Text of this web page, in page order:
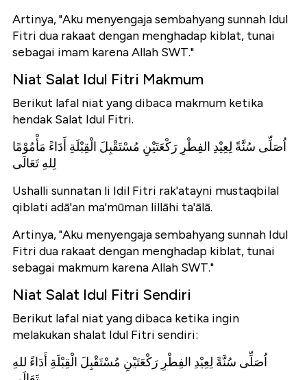
Artinya, "Aku menyengaja sembahyang sunnah Idul
Fitri dua rakaat dengan menghadap kiblat, tunai
sebagai imam karena Allah SWT."
Niat Salat Idul Fitri Makmum
Berikut lafal niat yang dibaca makmum ketika
hendak Salat Idul Fitri.
اُصَلِّى سُنَّةً لِعِيْدِ الفِطْرِ رَكْعَتَيْنِ مُسْتَقْبِلَ الْقِبْلَةِ أَدَاءً مَأْمُوْمًا
لِلهِ تَعَالَى
Ushalli sunnatan li Idil Fitri rak'atayni mustaqbilal
qiblati adā'an ma'mūman lillāhi ta'ālā.
Artinya, "Aku menyengaja sembahyang sunnah Idul
Fitri dua rakaat dengan menghadap kiblat, tunai
sebagai makmum karena Allah SWT."
Niat Salat Idul Fitri Sendiri
Berikut lafal niat yang dibaca ketika ingin
melakukan shalat Idul Fitri sendiri:
اُصَلِّى سُنَّةً لِعِيْدِ الفِطْرِ رَكْعَتَيْنِ مُسْتَقْبِلَ الْقِبْلَةِ أَدَاءً للهِ